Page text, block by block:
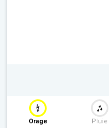
Orage Pluie